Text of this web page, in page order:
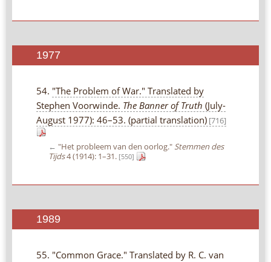
1977
54. "The Problem of War." Translated by
Stephen Voorwinde. The Banner of Truth (July-
August 1977): 46–53. (partial translation) [716]
← "Het probleem van den oorlog." Stemmen des
Tijds4 (1914): 1–31. [550]
1989
55. "Common Grace." Translated by R. C. van